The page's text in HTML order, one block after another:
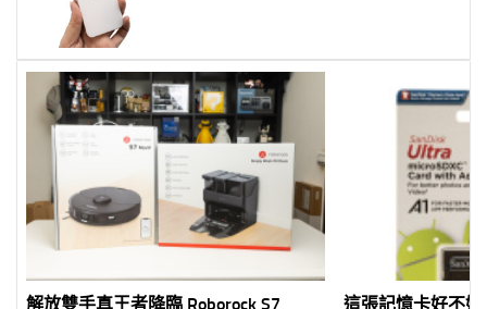
解放雙手真王者降臨 Roborock S7 這張記憶卡好不好